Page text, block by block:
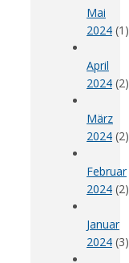
Mai
2024 (1)
April
2024 (2)
März
2024 (2)
Februar
2024 (2)
Januar
2024 (3)